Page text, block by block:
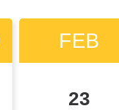
FEB
23
FEB
22